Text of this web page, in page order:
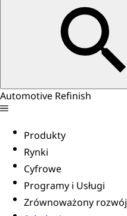
Automotive Refinish
Produkty
Rynki
Cyfrowe
Programy i Usługi
Zrównoważony rozwój